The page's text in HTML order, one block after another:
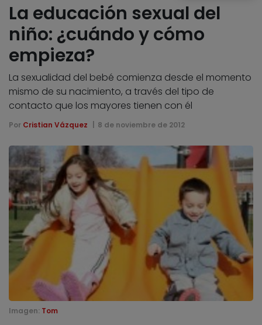
La educación sexual del
niño: ¿cuándo y cómo
empieza?
La sexualidad del bebé comienza desde el momento
mismo de su nacimiento, a través del tipo de
contacto que los mayores tienen con él
Por Cristian Vázquez 8 de noviembre de 2012
Imagen: Tom